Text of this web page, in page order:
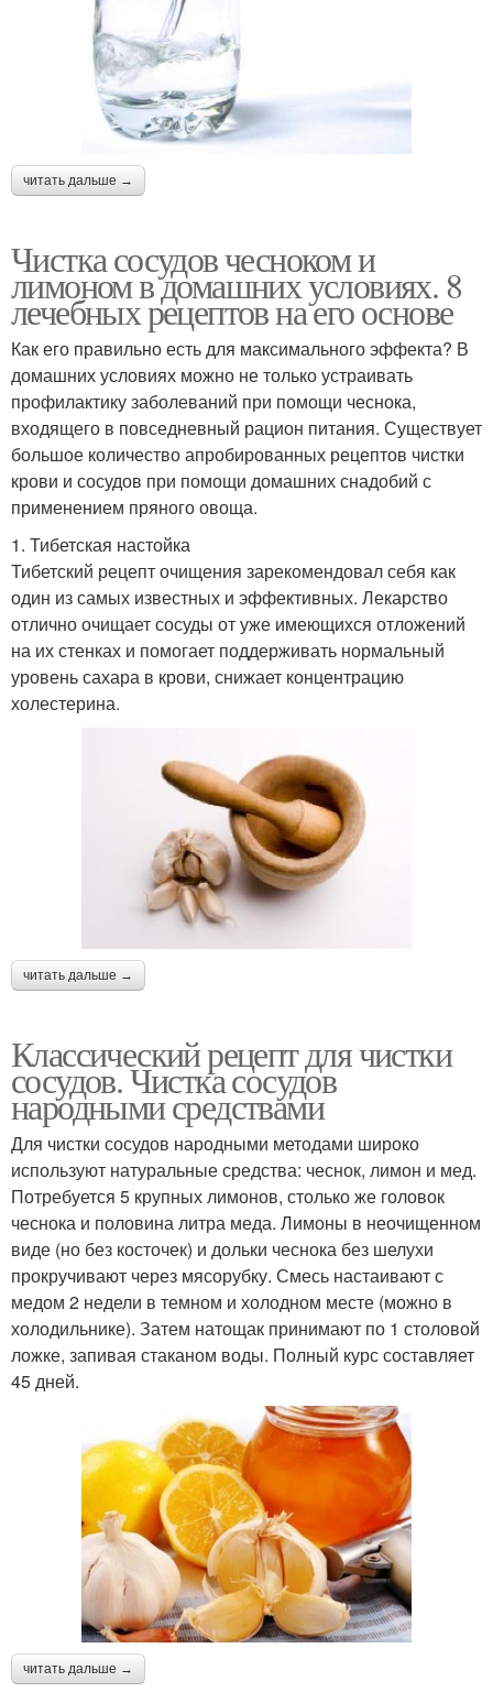
читать дальше →
Чистка сосудов чесноком и
лимоном в домашних условиях. 8
лечебных рецептов на его основе
Как его правильно есть для максимального эффекта? В
домашних условиях можно не только устраивать
профилактику заболеваний при помощи чеснока,
входящего в повседневный рацион питания. Существует
большое количество апробированных рецептов чистки
крови и сосудов при помощи домашних снадобий с
применением пряного овоща.
1. Тибетская настойка
Тибетский рецепт очищения зарекомендовал себя как
один из самых известных и эффективных. Лекарство
отлично очищает сосуды от уже имеющихся отложений
на их стенках и помогает поддерживать нормальный
уровень сахара в крови, снижает концентрацию
холестерина.
читать дальше →
Классический рецепт для чистки
сосудов. Чистка сосудов
народными средствами
Для чистки сосудов народными методами широко
используют натуральные средства: чеснок, лимон и мед.
Потребуется 5 крупных лимонов, столько же головок
чеснока и половина литра меда. Лимоны в неочищенном
виде (но без косточек) и дольки чеснока без шелухи
прокручивают через мясорубку. Смесь настаивают с
медом 2 недели в темном и холодном месте (можно в
холодильнике). Затем натощак принимают по 1 столовой
ложке, запивая стаканом воды. Полный курс составляет
45 дней.
читать дальше →